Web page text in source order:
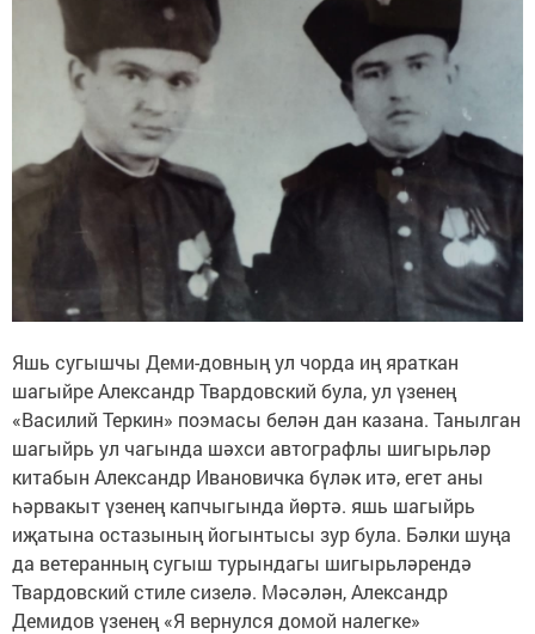
Яшь сугышчы Деми-довның ул чорда иң яраткан
шагыйре Александр Твардовский була, ул үзенең
«Василий Теркин» поэмасы белән дан казана. Танылган
шагыйрь ул чагында шәхси автографлы шигырьләр
китабын Александр Ивановичка бүләк итә, егет аны
һәрвакыт үзенең капчыгында йөртә. яшь шагыйрь
иҗатына остазының йогынтысы зур була. Бәлки шуңа
да ветеранның сугыш турындагы шигырьләрендә
Твардовский стиле сизелә. Мәсәлән, Александр
Демидов үзенең «Я вернулся домой налегке»